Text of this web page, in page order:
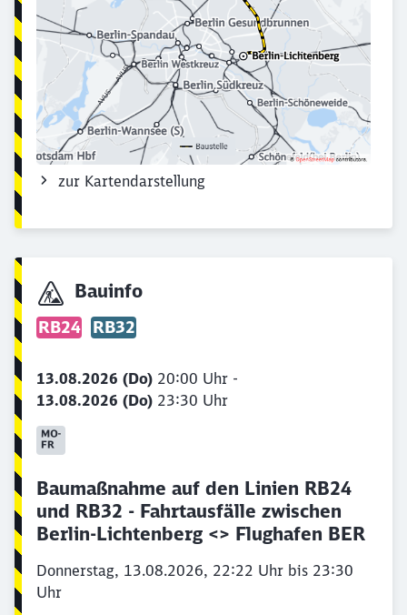
zur Kartendarstellung
Bauinfo
RB24 RB32
13.08.2026 (Do) 20:00 Uhr -
13.08.2026 (Do) 23:30 Uhr
Baumaßnahme auf den Linien RB24
und RB32 - Fahrtausfälle zwischen
Berlin-Lichtenberg <> Flughafen BER
Donnerstag, 13.08.2026, 22:22 Uhr bis 23:30
Uhr